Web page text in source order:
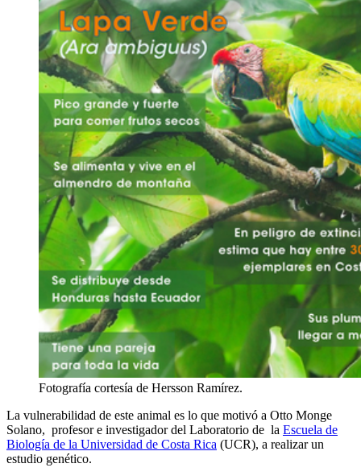
Fotografía cortesía de Hersson Ramírez.
La vulnerabilidad de este animal es lo que motivó a Otto Monge
Solano, profesor e investigador del Laboratorio de la Escuela de
Biología de la Universidad de Costa Rica (UCR), a realizar un
estudio genético.